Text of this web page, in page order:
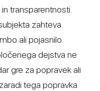
transparentnosti.
zahteva
ali pojasnilo
dejstva ne
gre za popravek ali
tega popravka